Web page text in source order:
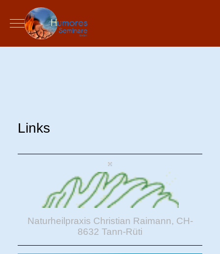
Mobile Menu Toggle
Links
Naturheilpraxis Christian Raimann, CH-
8632 Tann-Rüti